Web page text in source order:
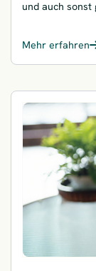
und auch
Mehr erfahren